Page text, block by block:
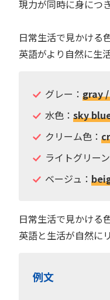
現力が同時に身につき
日常生活で見かける
英語がより自然に生
グレー： gray
水色： sky
クリーム色：
ライトグリーン
ベージュ：
日常生活で見かける
英語と生活が自然に
例文